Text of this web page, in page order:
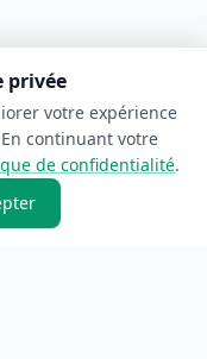
privée
votre expérience
continuant votre
de confidentialité.